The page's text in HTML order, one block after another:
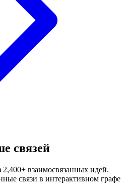
связей
взаимосвязанных идей.
связи в интерактивном графе